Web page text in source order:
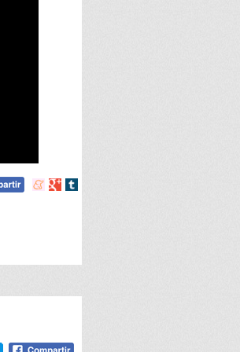
Compartir
Compartir
Compartir